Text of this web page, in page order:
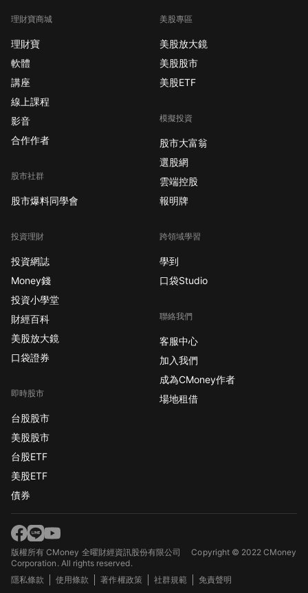
理財寶商城
理財寶
軟體
講座
線上課程
影音
合作作者
股市社群
股市爆料同學會
投資理財
投資網誌
Money錢
投資小學堂
財經百科
美股放大鏡
口袋證券
即時股市
台股股市
美股股市
台股ETF
美股ETF
債券
美股專區
美股放大鏡
美股股市
美股ETF
模擬投資
股市大富翁
選股網
雲端控股
報明牌
跨領域學習
學到
口袋Studio
聯絡我們
客服中心
加入我們
成為CMoney作者
場地租借
版權所有 CMoney 全曜財經資訊股份有限公司Copyright © 2022 CMoney
Corporation. All rights reserved.
隱私條款
使用條款 著作權政策 社群規範 免責聲明